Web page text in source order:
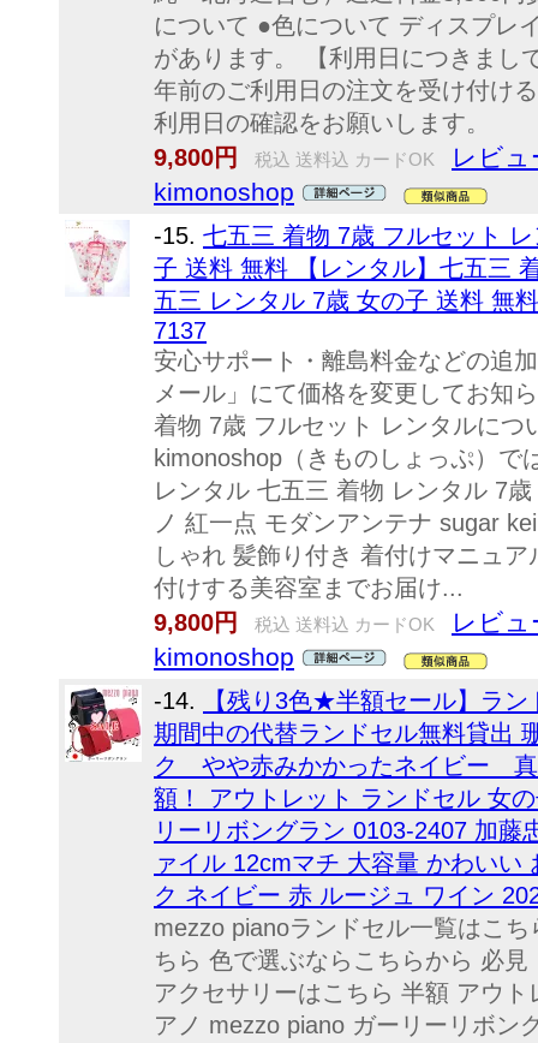
について ●色について ディスプレ
があります。 【利用日につきまし
年前のご利用日の注文を受け付け
利用日の確認をお願いします。
9,800円
税込 送料込 カードOK
レビュ
kimonoshop
-15. 七五三 着物 7歳 フルセット
子 送料 無料 【レンタル】七五三
五三 レンタル 7歳 女の子 送料 無
7137
安心サポート・離島料金などの追
メール」にて価格を変更してお知
着物 7歳 フルセット レンタルにつ
kimonoshop（きものしょっぷ）
レンタル 七五三 着物 レンタル 7
ノ 紅一点 モダンアンテナ sugar
しゃれ 髪飾り付き 着付けマニュ
付けする美容室までお届け...
9,800円
税込 送料込 カードOK
レビュ
kimonoshop
-14.
【残り3色★半額セール】ラ
期間中の代替ランドセル無料貸出
ク やや赤みかかったネイビー 真
額！ アウトレット ランドセル 女
リーリボングラン 0103-2407 加藤
ァイル 12cmマチ 大容量 かわい
ク ネイビー 赤 ルージュ ワイン
mezzo pianoランドセル一覧はこ
ちら 色で選ぶならこちらから 必
アクセサリーはこちら 半額 アウ
アノ mezzo piano ガーリーリボン